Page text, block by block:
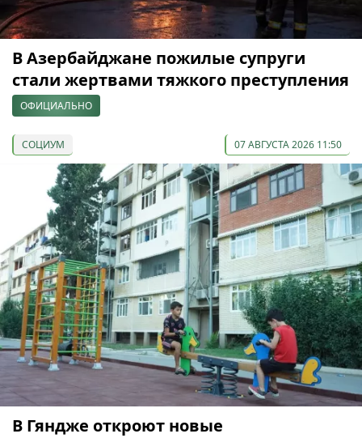
В Азербайджане пожилые супруги
стали жертвами тяжкого преступления
ОФИЦИАЛЬНО
СОЦИУМ 07 АВГУСТА 2026 11:50
В Гяндже откроют новые